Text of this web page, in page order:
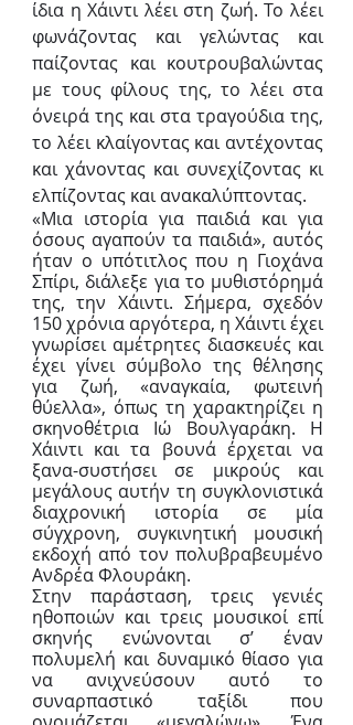
ίδια η Χάιντι λέει στη ζωή. Το λέει
φωνάζοντας και γελώντας και
παίζοντας και κουτρουβαλώντας
με τους φίλους της, το λέει στα
όνειρά της και στα τραγούδια της,
το λέει κλαίγοντας και αντέχοντας
και χάνοντας και συνεχίζοντας κι
ελπίζοντας και ανακαλύπτοντας.
«Μια ιστορία για παιδιά και για
όσους αγαπούν τα παιδιά», αυτός
ήταν ο υπότιτλος που η Γιοχάνα
Σπίρι, διάλεξε για το μυθιστόρημά
της, την Χάιντι. Σήμερα, σχεδόν
150 χρόνια αργότερα, η Χάιντι έχει
γνωρίσει αμέτρητες διασκευές και
έχει γίνει σύμβολο της θέλησης
για ζωή, «αναγκαία, φωτεινή
θύελλα», όπως τη χαρακτηρίζει η
σκηνοθέτρια Ιώ Βουλγαράκη. Η
Χάιντι και τα βουνά έρχεται να
ξανα-συστήσει σε μικρούς και
μεγάλους αυτήν τη συγκλονιστικά
διαχρονική ιστορία σε μία
σύγχρονη, συγκινητική μουσική
εκδοχή από τον πολυβραβευμένο
Ανδρέα Φλουράκη.
Στην παράσταση, τρεις γενιές
ηθοποιών και τρεις μουσικοί επί
σκηνής ενώνονται σ’ έναν
πολυμελή και δυναμικό θίασο για
να ανιχνεύσουν αυτό το
συναρπαστικό ταξίδι που